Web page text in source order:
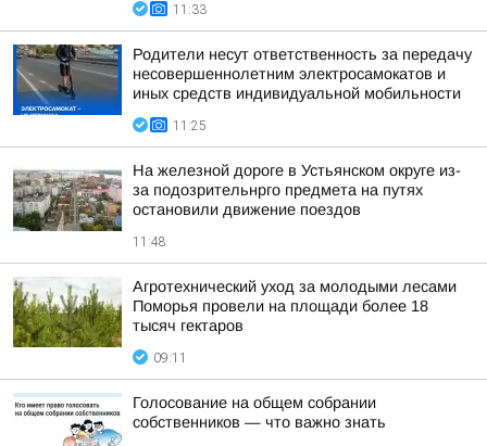
11:33
Родители несут ответственность за передачу
несовершеннолетним электросамокатов и
иных средств индивидуальной мобильности
11:25
На железной дороге в Устьянском округе из-
за подозрительнрго предмета на путях
остановили движение поездов
11:48
Агротехнический уход за молодыми лесами
Поморья провели на площади более 18
тысяч гектаров
09:11
Голосование на общем собрании
собственников — что важно знать